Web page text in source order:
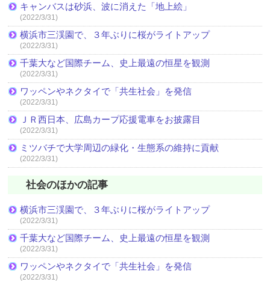
キャンバスは砂浜、波に消えた「地上絵」
(2022/3/31)
横浜市三渓園で、３年ぶりに桜がライトアップ
(2022/3/31)
千葉大など国際チーム、史上最遠の恒星を観測
(2022/3/31)
ワッペンやネクタイで「共生社会」を発信
(2022/3/31)
ＪＲ西日本、広島カープ応援電車をお披露目
(2022/3/31)
ミツバチで大学周辺の緑化・生態系の維持に貢献
(2022/3/31)
社会のほかの記事
横浜市三渓園で、３年ぶりに桜がライトアップ
(2022/3/31)
千葉大など国際チーム、史上最遠の恒星を観測
(2022/3/31)
ワッペンやネクタイで「共生社会」を発信
(2022/3/31)